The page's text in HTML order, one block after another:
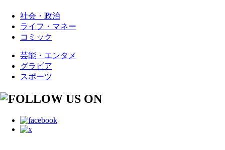
社会・政治
ライフ・マネー
コミック
芸能・エンタメ
グラビア
スポーツ